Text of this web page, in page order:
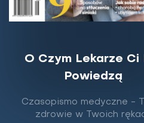
Rak jelita grubego –
wykryje go test z
O Czym Lekarze Ci
Powiedzą
Czasopismo medyczne -
zdrowie w Twoich